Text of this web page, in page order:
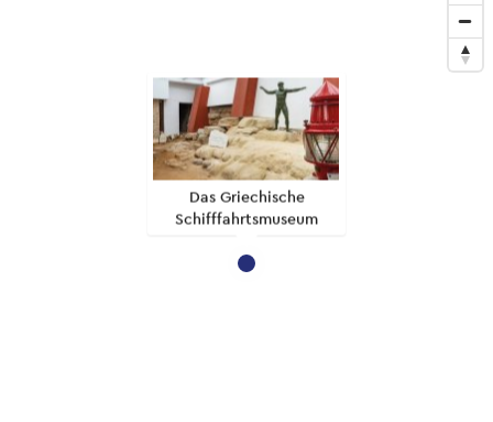
Das Griechische
Schifffahrtsmuseum